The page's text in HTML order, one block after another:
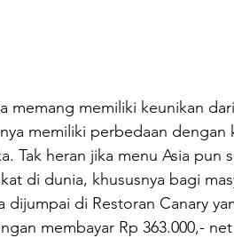
memang memiliki keunikan
memiliki perbedaan
Tak heran jika menu Asia pun
di dunia, khususnya bagi
dijumpai di Restoran Canary
membayar Rp 363.000,-